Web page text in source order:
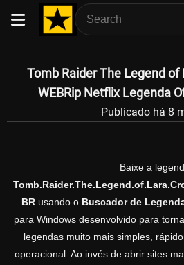
Tomb Raider The Legend of
WEBRip Netflix Legenda
Publicado há 8
Baixe a
BRusando o Buscador de
para Windows desenvolvido para
legendas muito mais simples,
operacional. Ao invés de abrir sites